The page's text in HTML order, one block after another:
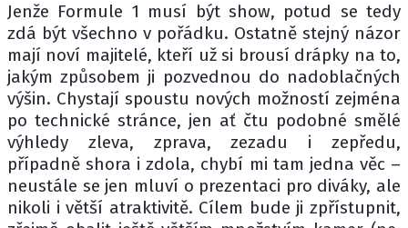
Jenže Formule 1 musí být show, potud se tedy
zdá být všechno v pořádku. Ostatně stejný názor
mají noví majitelé, kteří už si brousí drápky na to,
jakým způsobem ji pozvednou do nadoblačných
výšin. Chystají spoustu nových možností zejména
po technické stránce, jen ať čtu podobné smělé
výhledy zleva, zprava, zezadu i zepředu,
případně shora i zdola, chybí mi tam jedna věc –
neustále se jen mluví o prezentaci pro diváky, ale
nikoli i větší atraktivitě. Cílem bude ji zpřístupnit,